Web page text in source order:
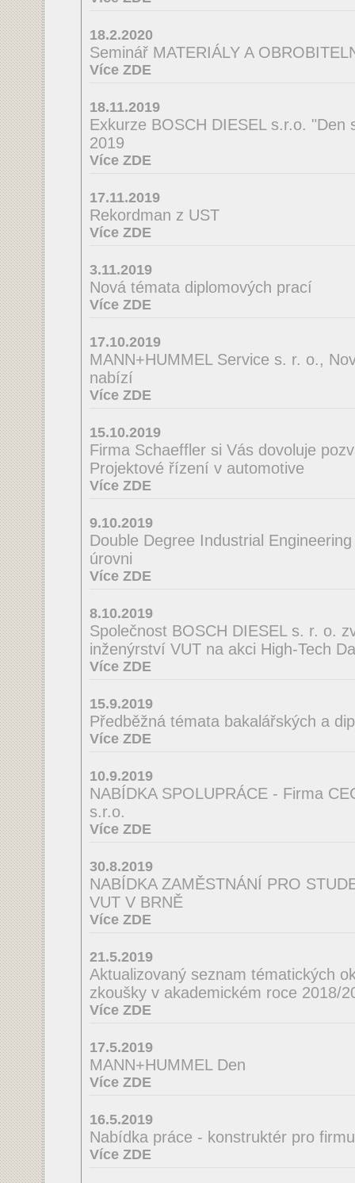
18.2.2020
Seminář MATERIÁLY A
Více ZDE
18.11.2019
Exkurze BOSCH DIESEL s.r.o. "Den
2019
Více ZDE
17.11.2019
Rekordman z UST
Více ZDE
3.11.2019
Nová témata diplomových prací
Více ZDE
17.10.2019
MANN+HUMMEL Service s. r. o.,
nabízí
Více ZDE
15.10.2019
Firma Schaeffler si Vás dovoluje
Projektové řízení v automotive
Více ZDE
9.10.2019
Double Degree Industrial
úrovni
Více ZDE
8.10.2019
Společnost BOSCH DIESEL s. r. o.
inženýrství VUT na akci High-Tech
Více ZDE
15.9.2019
Předběžná témata bakalářských a
Více ZDE
10.9.2019
NABÍDKA SPOLUPRÁCE - Firma
s.r.o.
Více ZDE
30.8.2019
NABÍDKA ZAMĚSTNÁNÍ PRO
VUT V BRNĚ
Více ZDE
21.5.2019
Aktualizovaný seznam tématických
zkoušky v akademickém roce 2018/
Více ZDE
17.5.2019
MANN+HUMMEL Den
Více ZDE
16.5.2019
Nabídka práce - konstruktér pro
Více ZDE